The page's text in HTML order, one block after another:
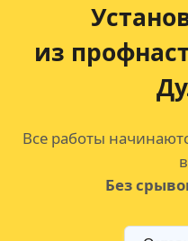
из
Все работы
Без